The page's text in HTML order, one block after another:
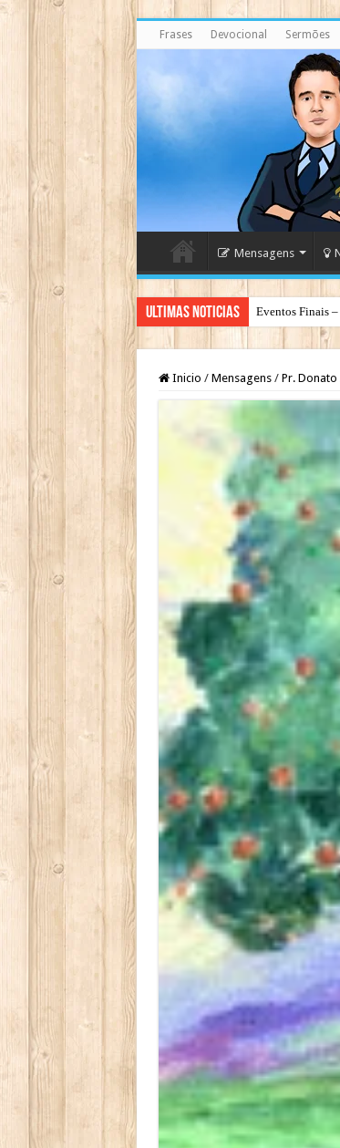
Frases Devocional Sermões
Mensagens
Ultimas Noticias Espirito Santo –
Inicio / Mensagens / Pr. Donato